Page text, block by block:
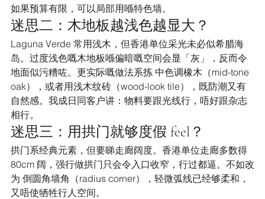
如果预算有限，可以局部用喺特色墙。
迷思二：木地板越浅色越显大？
Laguna Verde 常用浅木，但香港单位采光未必似希腊海
岛。过度浅色嘅木地板喺偏暗嘅空间会显「灰」，反而令
地面似污糟咗。更实际嘅做法系拣 中色调橡木（mid-tone
oak），或者用浅木纹砖（wood-look tile），既防潮又有
自然感。我成日同客户讲：物料要跟光线行，唔好跟杂志
相行。
迷思三：用拱门就够度假 feel？
拱门系经典元素，但要睇走廊阔度。香港单位走廊多数得
80cm 阔，强行做拱门只会令入口收窄，行过都逼。不如改
为 倒圆角墙角（radius corner），轻微弧线已经够柔和，
又唔使牺牲行人空间。